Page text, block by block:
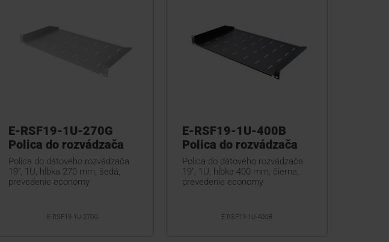
E-RSF19-1U-270G
Polica do rozvádzača
Polica do dátového rozvádzača
19", 1U, hĺbka 270 mm, šedá,
prevedenie economy
E-RSF19-1U-270G
E-RSF19-1U-400B
Polica do rozvádzača
Polica do dátového rozvádzača
19", 1U, hĺbka 400 mm, čierna,
prevedenie economy
E-RSF19-1U-400B